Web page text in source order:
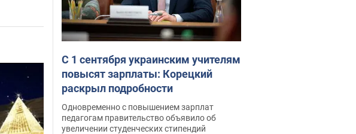
С 1 сентября украинским учителям
повысят зарплаты: Корецкий
раскрыл подробности
Одновременно с повышением зарплат
педагогам правительство объявило об
увеличении студенческих стипендий